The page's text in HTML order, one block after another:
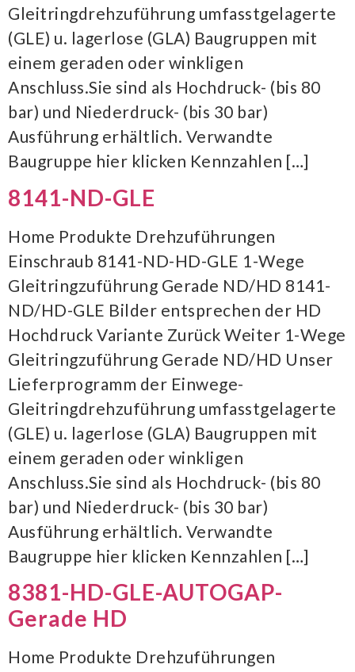
Gleitringdrehzuführung umfasstgelagerte
(GLE) u. lagerlose (GLA) Baugruppen mit
einem geraden oder winkligen
Anschluss.Sie sind als Hochdruck- (bis 80
bar) und Niederdruck- (bis 30 bar)
Ausführung erhältlich. Verwandte
Baugruppe hier klicken Kennzahlen […]
8141-ND-GLE
Home Produkte Drehzuführungen
Einschraub 8141-ND-HD-GLE 1-Wege
Gleitringzuführung Gerade ND/HD 8141-
ND/HD-GLE Bilder entsprechen der HD
Hochdruck Variante Zurück Weiter 1-Wege
Gleitringzuführung Gerade ND/HD Unser
Lieferprogramm der Einwege-
Gleitringdrehzuführung umfasstgelagerte
(GLE) u. lagerlose (GLA) Baugruppen mit
einem geraden oder winkligen
Anschluss.Sie sind als Hochdruck- (bis 80
bar) und Niederdruck- (bis 30 bar)
Ausführung erhältlich. Verwandte
Baugruppe hier klicken Kennzahlen […]
8381-HD-GLE-AUTOGAP-
Gerade HD
Home Produkte Drehzuführungen